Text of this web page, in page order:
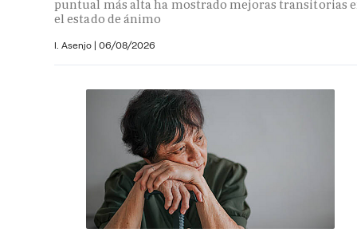
puntual más alta ha mostrado mejoras transitorias
el estado de ánimo
I. Asenjo | 06/08/2026